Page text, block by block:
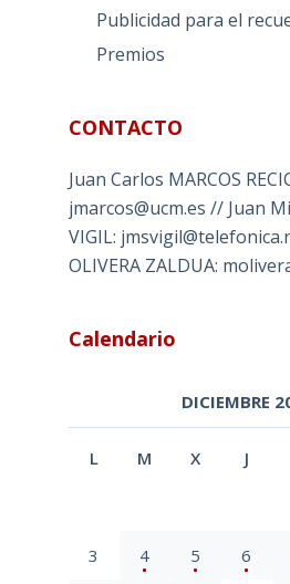
Publicidad para el
Premios
CONTACTO
Juan Carlos MARCOS
jmarcos@ucm.es // Juan
VIGIL:
OLIVERA ZALDUA:
Calendario
DICIEMBRE
L M X J
3 4 5 6